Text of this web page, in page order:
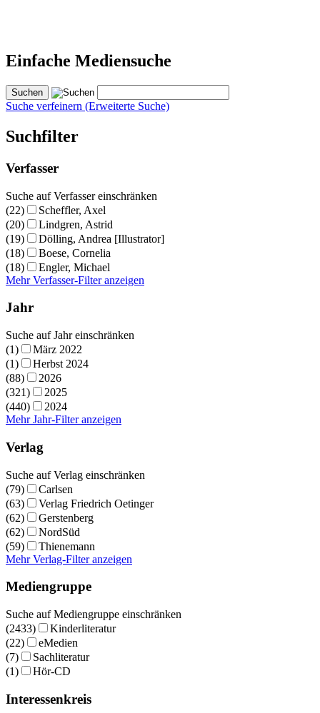
Einfache Mediensuche
Suche verfeinern (Erweiterte Suche)
Suchfilter
Verfasser
Suche auf Verfasser einschränken
(22)
Scheffler, Axel
(20)
Lindgren, Astrid
(19)
Dölling, Andrea [Illustrator]
(18)
Boese, Cornelia
(18)
Engler, Michael
Mehr Verfasser-Filter anzeigen
Jahr
Suche auf Jahr einschränken
(1)
März 2022
(1)
Herbst 2024
(88)
2026
(321)
2025
(440)
2024
Mehr Jahr-Filter anzeigen
Verlag
Suche auf Verlag einschränken
(79)
Carlsen
(63)
Verlag Friedrich Oetinger
(62)
Gerstenberg
(62)
NordSüd
(59)
Thienemann
Mehr Verlag-Filter anzeigen
Mediengruppe
Suche auf Mediengruppe einschränken
(2433)
Kinderliteratur
(22)
eMedien
(7)
Sachliteratur
(1)
Hör-CD
Interessenkreis